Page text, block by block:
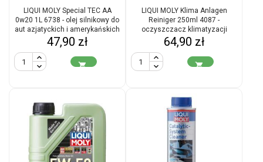
LIQUI MOLY Special TEC AA
0w20 1L 6738 - olej silnikowy do
aut azjatyckich i amerykańskich
Cena
47,90 zł

LIQUI MOLY Klima Anlagen
Reiniger 250ml 4087 -
oczyszczacz klimatyzacji
Cena
64,90 zł
